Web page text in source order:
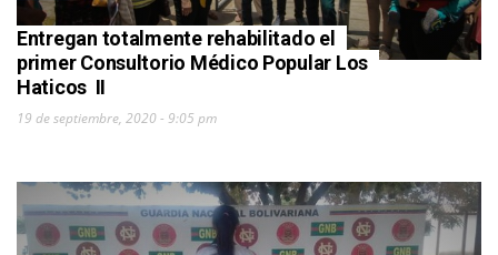
Entregan totalmente rehabilitado el
primer Consultorio Médico Popular Los
Haticos II
19 de septiembre, 2020 - 9:05 pm